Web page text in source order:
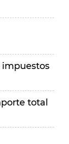
impuestos
total